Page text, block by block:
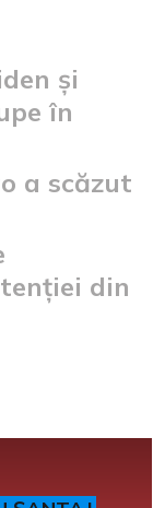
și
în
a scăzut
din